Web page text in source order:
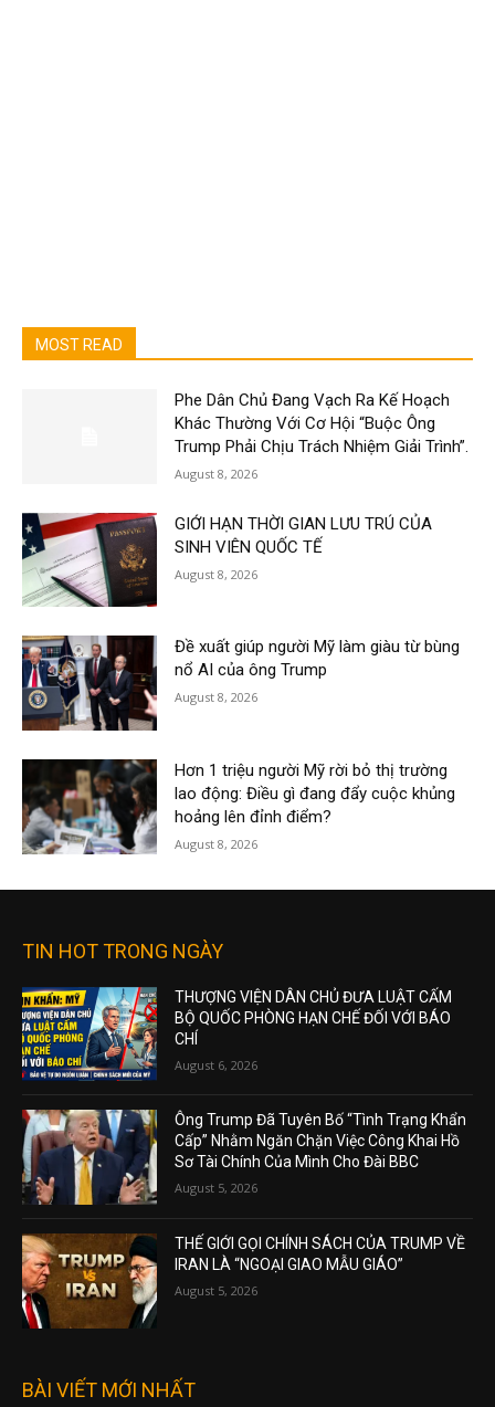
MOST READ
Phe Dân Chủ Đang Vạch Ra Kế Hoạch
Khác Thường Với Cơ Hội “Buộc Ông
Trump Phải Chịu Trách Nhiệm Giải Trình”.
August 8, 2026
GIỚI HẠN THỜI GIAN LƯU TRÚ CỦA
SINH VIÊN QUỐC TẾ
August 8, 2026
Đề xuất giúp người Mỹ làm giàu từ bùng
nổ AI của ông Trump
August 8, 2026
Hơn 1 triệu người Mỹ rời bỏ thị trường
lao động: Điều gì đang đẩy cuộc khủng
hoảng lên đỉnh điểm?
August 8, 2026
TIN HOT TRONG NGÀY
THƯỢNG VIỆN DÂN CHỦ ĐƯA LUẬT CẤM
BỘ QUỐC PHÒNG HẠN CHẾ ĐỐI VỚI BÁO
CHÍ
August 6, 2026
Ông Trump Đã Tuyên Bố “Tình Trạng Khẩn
Cấp” Nhằm Ngăn Chặn Việc Công Khai Hồ
Sơ Tài Chính Của Mình Cho Đài BBC
August 5, 2026
THẾ GIỚI GỌI CHÍNH SÁCH CỦA TRUMP VỀ
IRAN LÀ “NGOẠI GIAO MẪU GIÁO”
August 5, 2026
BÀI VIẾT MỚI NHẤT